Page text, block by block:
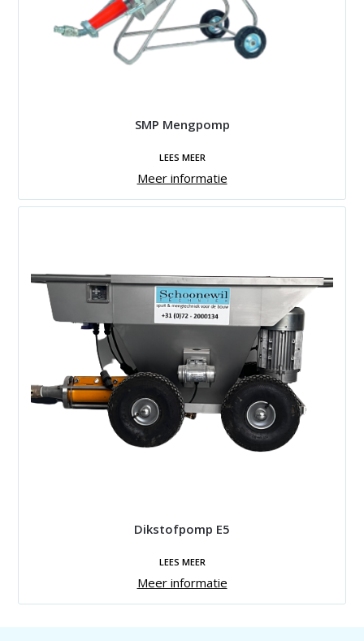
SMP Mengpomp
LEES MEER
Meer informatie
Dikstofpomp E5
LEES MEER
Meer informatie